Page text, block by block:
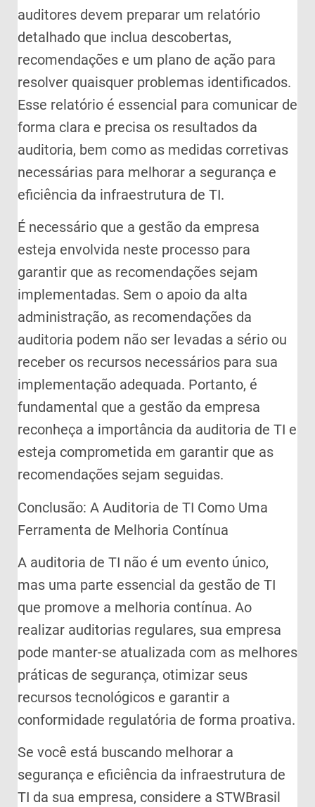
auditores devem preparar um relatório
detalhado que inclua descobertas,
recomendações e um plano de ação para
resolver quaisquer problemas identificados.
Esse relatório é essencial para comunicar de
forma clara e precisa os resultados da
auditoria, bem como as medidas corretivas
necessárias para melhorar a segurança e
eficiência da infraestrutura de TI.
É necessário que a gestão da empresa
esteja envolvida neste processo para
garantir que as recomendações sejam
implementadas. Sem o apoio da alta
administração, as recomendações da
auditoria podem não ser levadas a sério ou
receber os recursos necessários para sua
implementação adequada. Portanto, é
fundamental que a gestão da empresa
reconheça a importância da auditoria de TI e
esteja comprometida em garantir que as
recomendações sejam seguidas.
Conclusão: A Auditoria de TI Como Uma
Ferramenta de Melhoria Contínua
A auditoria de TI não é um evento único,
mas uma parte essencial da gestão de TI
que promove a melhoria contínua. Ao
realizar auditorias regulares, sua empresa
pode manter-se atualizada com as melhores
práticas de segurança, otimizar seus
recursos tecnológicos e garantir a
conformidade regulatória de forma proativa.
Se você está buscando melhorar a
segurança e eficiência da infraestrutura de
TI da sua empresa, considere a STWBrasil